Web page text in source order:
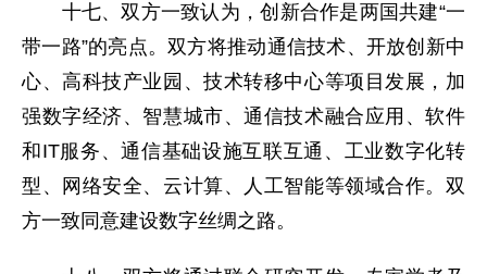
十七、双方一致认为，创新合作是两国共建“一
带一路”的亮点。双方将推动通信技术、开放创新中
心、高科技产业园、技术转移中心等项目发展，加
强数字经济、智慧城市、通信技术融合应用、软件
和IT服务、通信基础设施互联互通、工业数字化转
型、网络安全、云计算、人工智能等领域合作。双
方一致同意建设数字丝绸之路。